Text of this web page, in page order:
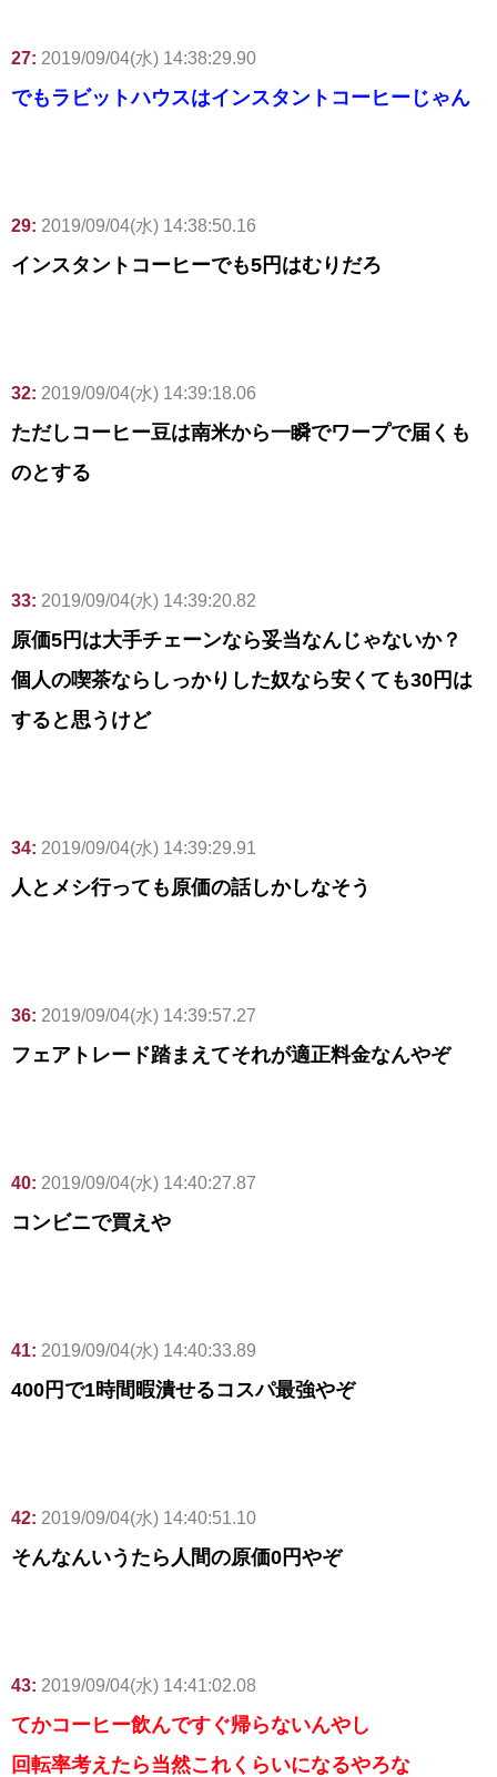
27: 2019/09/04(水) 14:38:29.90
でもラビットハウスはインスタントコーヒーじゃん
29: 2019/09/04(水) 14:38:50.16
インスタントコーヒーでも5円はむりだろ
32: 2019/09/04(水) 14:39:18.06
ただしコーヒー豆は南米から一瞬でワープで届くも
のとする
33: 2019/09/04(水) 14:39:20.82
原価5円は大手チェーンなら妥当なんじゃないか？
個人の喫茶ならしっかりした奴なら安くても30円は
すると思うけど
34: 2019/09/04(水) 14:39:29.91
人とメシ行っても原価の話しかしなそう
36: 2019/09/04(水) 14:39:57.27
フェアトレード踏まえてそれが適正料金なんやぞ
40: 2019/09/04(水) 14:40:27.87
コンビニで買えや
41: 2019/09/04(水) 14:40:33.89
400円で1時間暇潰せるコスパ最強やぞ
42: 2019/09/04(水) 14:40:51.10
そんなんいうたら人間の原価0円やぞ
43: 2019/09/04(水) 14:41:02.08
てかコーヒー飲んですぐ帰らないんやし
回転率考えたら当然これくらいになるやろな